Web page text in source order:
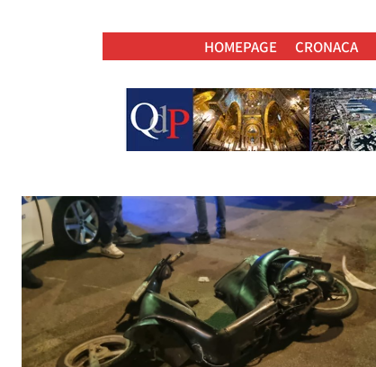
HOMEPAGE CRONACA